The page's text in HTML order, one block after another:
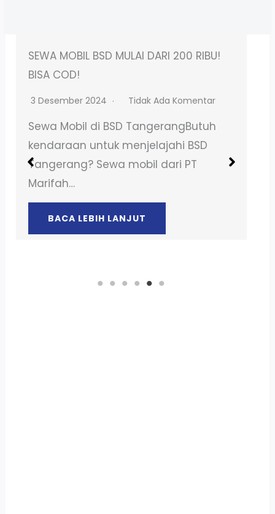
Rental Mobil BSD Murah – Pelayanan
24 Jam!
1 Desember 2024 Tidak Ada Komentar
Sewa Mobil BSD TangerangButuh
kendaraan untuk menjelajahi BSD
Tangerang? Sewa mobil dari PT
Marifah Cipta…
BACA LEBIH LANJUT